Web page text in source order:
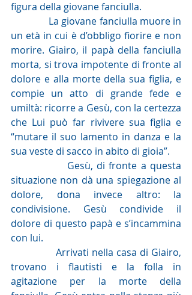
figura della giovane fanciulla.
La giovane fanciulla muore in
un età in cui è d’obbligo fiorire e non
morire. Giairo, il papà della fanciulla
morta, si trova impotente di fronte al
dolore e alla morte della sua figlia, e
compie un atto di grande fede e
umiltà: ricorre a Gesù, con la certezza
che Lui può far rivivere sua figlia e
“mutare il suo lamento in danza e la
sua veste di sacco in abito di gioia”.
Gesù, di fronte a questa
situazione non dà una spiegazione al
dolore, dona invece altro: la
condivisione. Gesù condivide il
dolore di questo papà e s’incammina
con lui.
Arrivati nella casa di Giairo,
trovano i flautisti e la folla in
agitazione per la morte della